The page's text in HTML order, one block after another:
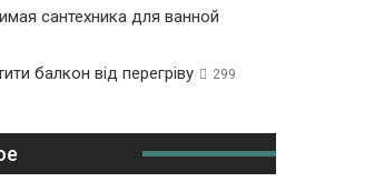
сантехника для ванной
балкон від перегріву 299